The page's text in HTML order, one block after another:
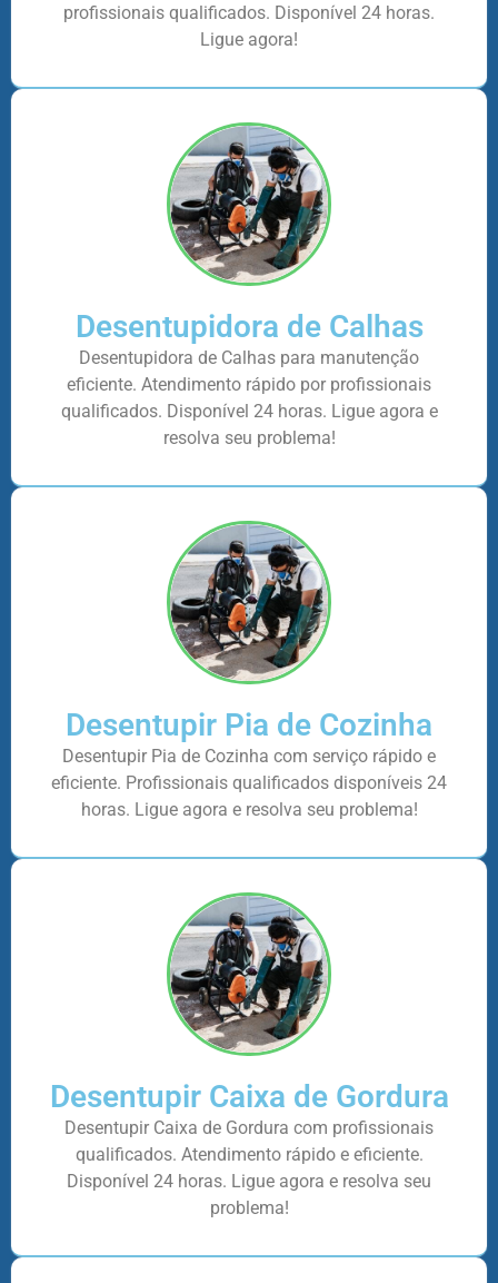
profissionais qualificados. Disponível 24 horas.
Ligue agora!
Desentupidora de Calhas
Desentupidora de Calhas para manutenção
eficiente. Atendimento rápido por profissionais
qualificados. Disponível 24 horas. Ligue agora e
resolva seu problema!
Desentupir Pia de Cozinha
Desentupir Pia de Cozinha com serviço rápido e
eficiente. Profissionais qualificados disponíveis 24
horas. Ligue agora e resolva seu problema!
Desentupir Caixa de Gordura
Desentupir Caixa de Gordura com profissionais
qualificados. Atendimento rápido e eficiente.
Disponível 24 horas. Ligue agora e resolva seu
problema!